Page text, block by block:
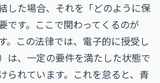
した場合、それを「どのように保
です。ここで関わってくるのが
。この法律では、電子的に授受し
は、一定の要件を満たした状態で
られています。これを怠ると、青